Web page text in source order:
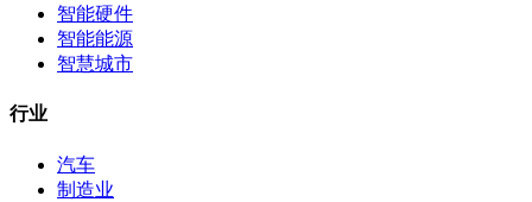
智能硬件
智能能源
智慧城市
行业
汽车
制造业